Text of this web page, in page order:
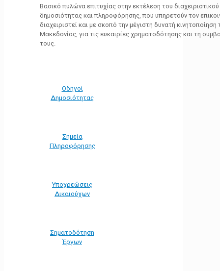
Βασικό πυλώνα επιτυχίας στην εκτέλεση του
δημοσιότητας και πληροφόρησης, που υπηρετούν τον
διαχειριστεί και με σκοπό την μέγιστη δυνατή
Μακεδονίας, για τις ευκαιρίες χρηματοδότησης και τη
τους.
Οδηγοί
Δημοσιότητας
Σημεία
Πληροφόρησης
Υποχρεώσεις
Δικαιούχων
Σηματοδότηση
Έργων